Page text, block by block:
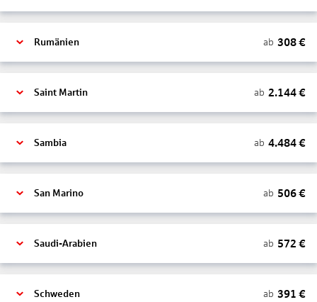
Rumänien ab 308€
Saint Martin ab 2.144€
Sambia ab 4.484€
San Marino ab 506€
Saudi-Arabien ab 572 €
Schweden ab 391 €